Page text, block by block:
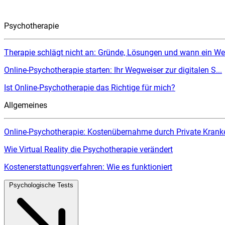
Psychotherapie
Therapie schlägt nicht an: Gründe, Lösungen und wann ein
Online-Psychotherapie starten: Ihr Wegweiser zur digitalen S...
Ist Online-Psychotherapie das Richtige für mich?
Allgemeines
Online-Psychotherapie: Kostenübernahme durch Private
Wie Virtual Reality die Psychotherapie verändert
Kostenerstattungsverfahren: Wie es funktioniert